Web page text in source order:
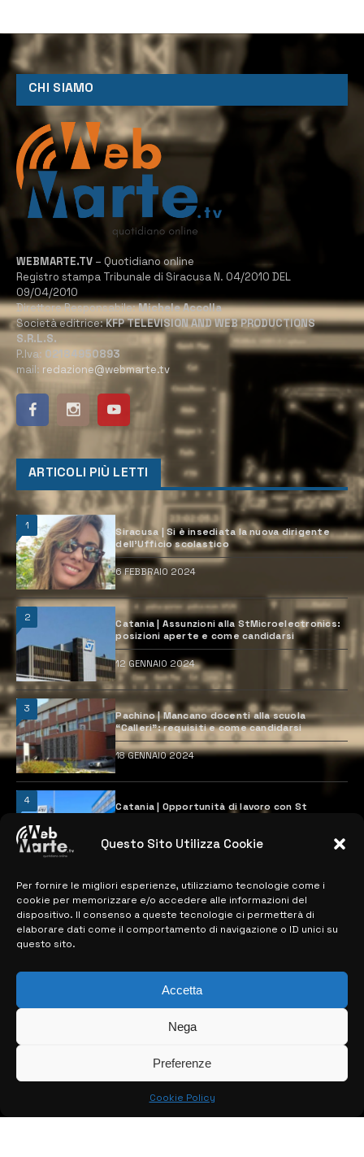
Questo Sito Utilizza Cookie
Per fornire le migliori esperienze, utilizziamo tecnologie come i
cookie per memorizzare e/o accedere alle informazioni del
dispositivo. Il consenso a queste tecnologie ci permetterà di
elaborare dati come il comportamento di navigazione o ID unici su
questo sito.
Accetta
Nega
Preferenze
Cookie Policy
CHI SIAMO
WEBMARTE.TV – Quotidiano online
Registro stampa Tribunale di Siracusa N. 04/2010 DEL
09/04/2010
Direttore Responsabile:Michele Accolla
Società editrice:KFP TELEVISION AND WEB PRODUCTIONS
S.R.L.S.
P.Iva: 02184950893
mail: redazione@webmarte.tv
ARTICOLI PIÙ LETTI
1
Siracusa | Si è insediata la nuova dirigente
dell’Ufficio scolastico
6 FEBBRAIO 2024
2
Catania | Assunzioni alla StMicroelectronics:
posizioni aperte e come candidarsi
12 GENNAIO 2024
3
Pachino | Mancano docenti alla scuola
“Calleri”: requisiti e come candidarsi
18 GENNAIO 2024
4
Catania | Opportunità di lavoro con St
28 MARZO 2024
MAPPA DEL SITO
> NOTIZIE
> CONTATTI